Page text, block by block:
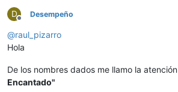
D
Desconectado
Desempeño
@raul_pizarro
Hola
De los nombres dados me llamo la atención
Encantado"